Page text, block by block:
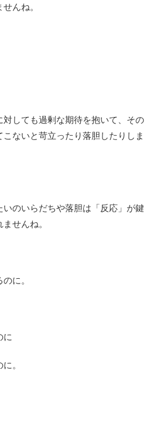
んね。
対しても過剰な期待を抱いて、その
ないと苛立ったり落胆したりしま
いのいらだちや落胆は「反応」が鍵
せんね。
に。
に
。